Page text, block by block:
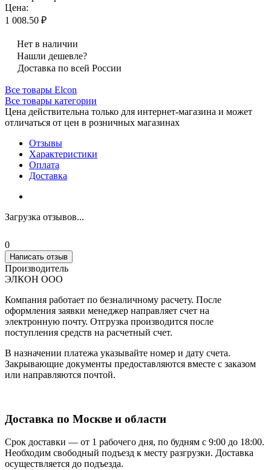
Цена:
1 008.50 ₽
Нет в наличии
Нашли дешевле?
Доставка по всей России
Все товары Elcon
Все товары категории
Цена действительна только для интернет-магазина и может
отличаться от цен в розничных магазинах
Отзывы
Характеристики
Оплата
Доставка
Загрузка отзывов...
0
Написать отзыв
Производитель
ЭЛКОН ООО
Компания работает по безналичному расчету. После
оформления заявки менеджер направляет счет на
электронную почту. Отгрузка производится после
поступления средств на расчетный счет.
В назначении платежа указывайте номер и дату счета.
Закрывающие документы предоставляются вместе с заказом
или направляются почтой.
Доставка по Москве и области
Срок доставки — от 1 рабочего дня, по будням с 9:00 до 18:00.
Необходим свободный подъезд к месту разгрузки. Доставка
осуществляется до подъезда.